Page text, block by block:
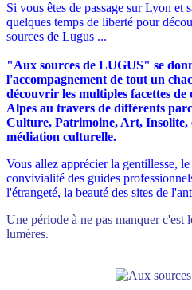
Si vous êtes de passage sur Lyon et
quelques temps de liberté pour
sources de Lugus ...
"Aux sources de LUGUS" se
l'accompagnement de tout un
découvrir les multiples facettes de
Alpes au travers de différents
Culture, Patrimoine, Art, Insolite,
médiation culturelle.
Vous allez apprécier la gentillesse,
convivialité des guides
l'étrangeté, la beauté des sites de
Une période à ne pas manquer c'est
lumères.